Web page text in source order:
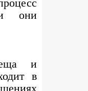
и они
и
в